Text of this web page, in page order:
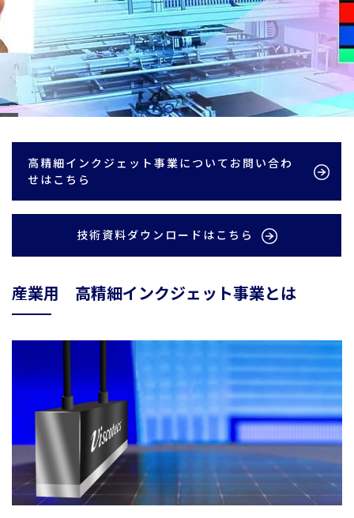
高精細インクジェット事業についてお問い合わ
せはこちら
技術資料ダウンロードはこちら
産業用 高精細インクジェット事業とは